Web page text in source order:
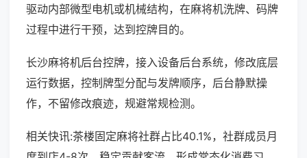
驱动内部微型电机或机械结构，在麻将机洗牌、码牌
过程中进行干预，达到控牌目的。
长沙麻将机后台控牌，接入设备后台系统，修改底层
运行数据，控制牌型分配与发牌顺序，后台静默操
作，不留修改痕迹，规避常规检测。
相关快讯:茶楼固定麻将社群占比40.1%，社群成员月